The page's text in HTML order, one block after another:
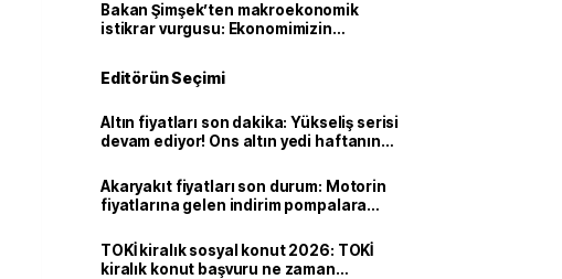
Bakan Şimşek’ten makroekonomik
istikrar vurgusu: Ekonomimizin
Editörün Seçimi
Altın fiyatları son dakika: Yükseliş serisi
devam ediyor! Ons altın yedi haftanın
altın, gram altın ne kadar?
Akaryakıt fiyatları son durum: Motorin
fiyatlarına gelen indirim pompalara
kadar oldu?
TOKİ kiralık sosyal konut 2026: TOKİ
kiralık konut başvuru ne zaman